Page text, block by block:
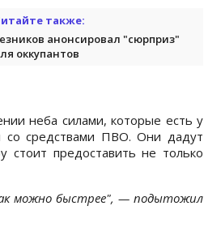
также:
анонсировал "сюрприз"
оккупантов
неба силами, которые есть у
со средствами ПВО. Они дадут
предоставить не только
можно быстрее", — подытожил